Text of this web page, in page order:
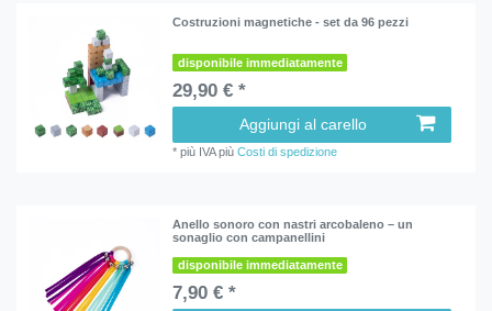
Costruzioni magnetiche - set da 96 pezzi
disponibile immediatamente
29,90 € *
Aggiungi al carello
*più IVApiùCosti di spedizione
Anello sonoro con nastri arcobaleno – un
sonaglio con campanellini
disponibile immediatamente
7,90 € *